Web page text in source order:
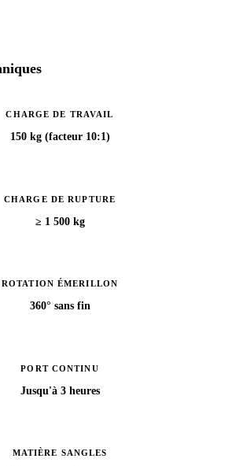
CHARGE DE TRAVAIL
150 kg (facteur 10:1)
CHARGE DE RUPTURE
≥ 1 500 kg
ROTATION ÉMERILLON
360° sans fin
PORT CONTINU
Jusqu'à 3 heures
MATIÈRE SANGLES